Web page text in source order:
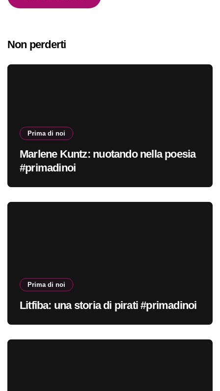
Non perderti
Prima di noi
Marlene Kuntz: nuotando nella poesia
#primadinoi
Prima di noi
Litfiba: una storia di pirati #primadinoi